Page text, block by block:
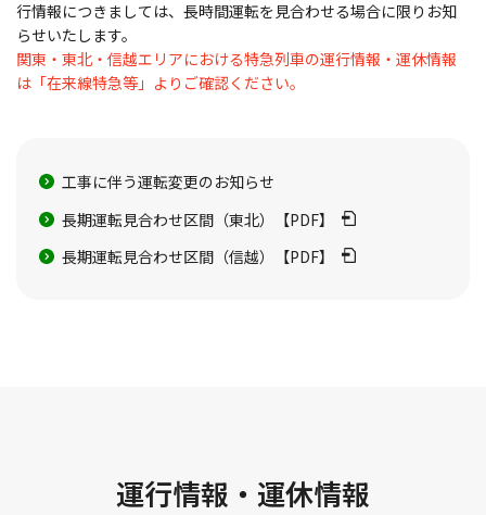
行情報につきましては、長時間運転を見合わせる場合に限りお知
らせいたします。
関東・東北・信越エリアにおける特急列車の運行情報・運休情報
は「在来線特急等」よりご確認ください。
工事に伴う運転変更のお知らせ
長期運転見合わせ区間（東北）【PDF】
長期運転見合わせ区間（信越）【PDF】
運行情報・運休情報